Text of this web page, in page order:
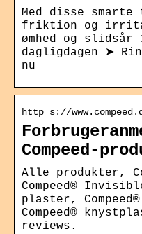
Med disse
friktion og
ømhed og
dagligdagen ➤
nu
http s://
Compeed-
Alle produkter,
Compeed®
plaster,
Compeed®
reviews.